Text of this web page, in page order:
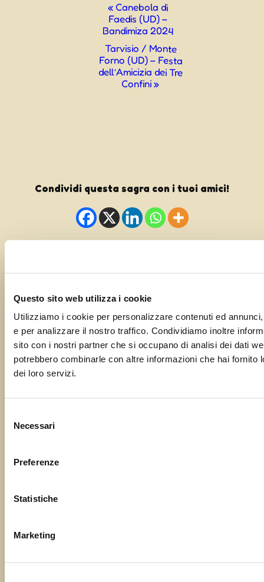
Questo sito web utilizza i cookie
Utilizziamo i cookie per personalizzare contenuti ed
e per analizzare il nostro traffico. Condividiamo inoltre
sito con i nostri partner che si occupano di analisi dei dati
potrebbero combinarle con altre informazioni che hai fornito
dei loro servizi.
delNecessari
Preferenze
Statistiche
Marketing
« Canebola di
Faedis (UD) –
Bandimiza 2024
Tarvisio / Monte
Forno (UD) – Festa
dell’Amicizia dei Tre
Confini»
Condividi questa sagra con i tuoi amici!
Segnalaci il tuo evento o la tua
sagra!
Il tuo nome
Oggetto